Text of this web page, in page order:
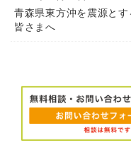
青森県東方沖を震源と
皆さまへ